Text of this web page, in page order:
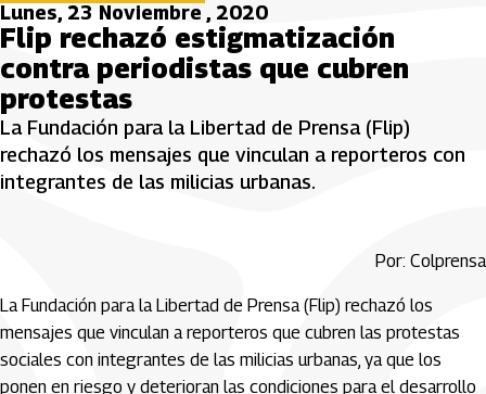
Lunes, 23 Noviembre , 2020
Flip rechazó estigmatización
contra periodistas que cubren
protestas
La Fundación para la Libertad de Prensa (Flip)
rechazó los mensajes que vinculan a reporteros con
integrantes de las milicias urbanas.
Por: Colprensa
La Fundación para la Libertad de Prensa (Flip) rechazó los
mensajes que vinculan a reporteros que cubren las protestas
sociales con integrantes de las milicias urbanas, ya que los
ponen en riesgo y deterioran las condiciones para el desarrollo